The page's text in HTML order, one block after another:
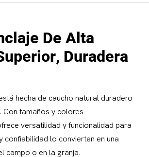
De Alta
Duradera
hecha de caucho natural duradero
tamaños y colores
versatilidad y funcionalidad para
confiabilidad lo convierten en una
campo o en la granja.